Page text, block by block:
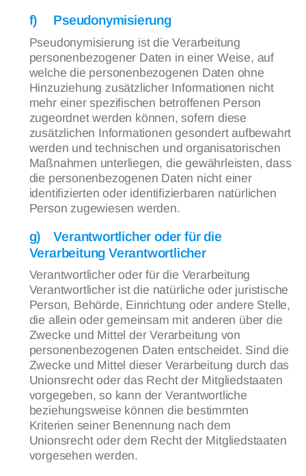
f) Pseudonymisierung
Pseudonymisierung ist die Verarbeitung
personenbezogener Daten in einer Weise, auf
welche die personenbezogenen Daten ohne
Hinzuziehung zusätzlicher Informationen nicht
mehr einer spezifischen betroffenen Person
zugeordnet werden können, sofern diese
zusätzlichen Informationen gesondert aufbewahrt
werden und technischen und organisatorischen
Maßnahmen unterliegen, die gewährleisten, dass
die personenbezogenen Daten nicht einer
identifizierten oder identifizierbaren natürlichen
Person zugewiesen werden.
g) Verantwortlicher oder für die
Verarbeitung Verantwortlicher
Verantwortlicher oder für die Verarbeitung
Verantwortlicher ist die natürliche oder juristische
Person, Behörde, Einrichtung oder andere Stelle,
die allein oder gemeinsam mit anderen über die
Zwecke und Mittel der Verarbeitung von
personenbezogenen Daten entscheidet. Sind die
Zwecke und Mittel dieser Verarbeitung durch das
Unionsrecht oder das Recht der Mitgliedstaaten
vorgegeben, so kann der Verantwortliche
beziehungsweise können die bestimmten
Kriterien seiner Benennung nach dem
Unionsrecht oder dem Recht der Mitgliedstaaten
vorgesehen werden.